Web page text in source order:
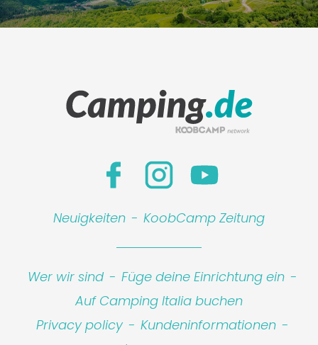
Neuigkeiten - KoobCamp Zeitung
Wer wir sind - Füge deine Einrichtung ein -
Auf Camping Italia buchen
Privacy policy - Kundeninformationen -